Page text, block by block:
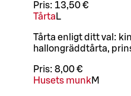
Pris: 13,50 €
Tårta L
Tårta enligt ditt val:
hallongräddtårta,
Pris: 8,00 €
Husets munkM